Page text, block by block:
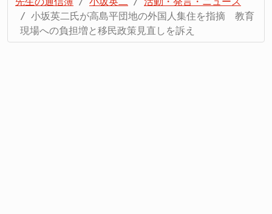
小坂英二氏が高島平団地の外国人集住を指摘 教育
現場への負担増と移民政策見直しを訴え